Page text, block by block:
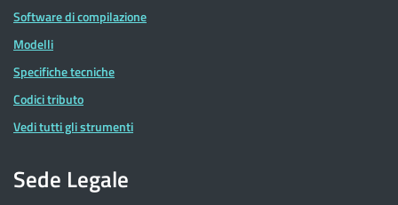
Software di compilazione
Modelli
Specifiche tecniche
Codici tributo
Vedi tutti gli strumenti
Sede Legale